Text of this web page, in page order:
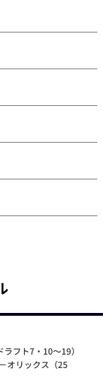
フト7・10～19）
オリックス（25